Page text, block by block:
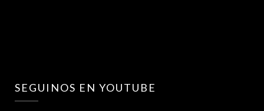
SEGUINOS EN YOUTUBE